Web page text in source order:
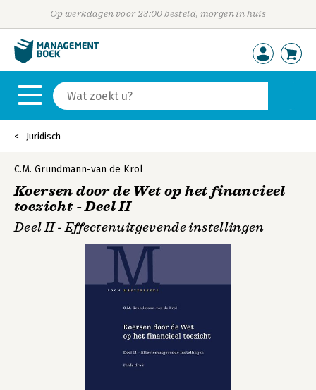
Op werkdagen voor 23:00 besteld, morgen in huis
Juridisch
C.M. Grundmann-van de Krol
Koersen door de Wet op het financieel
toezicht - Deel II
Deel II - Effectenuitgevende instellingen